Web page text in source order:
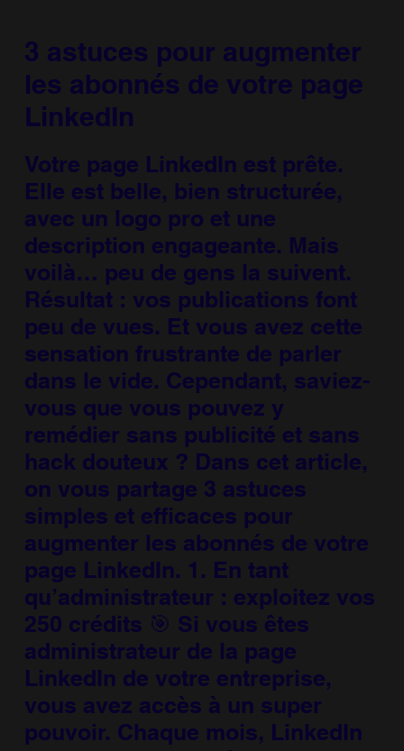
3 astuces pour augmenter
les abonnés de votre page
LinkedIn
Votre page LinkedIn est prête.
Elle est belle, bien structurée,
avec un logo pro et une
description engageante. Mais
voilà… peu de gens la suivent.
Résultat : vos publications font
peu de vues. Et vous avez cette
sensation frustrante de parler
dans le vide. Cependant, saviez-
vous que vous pouvez y
remédier sans publicité et sans
hack douteux ? Dans cet article,
on vous partage 3 astuces
simples et efficaces pour
augmenter les abonnés de votre
page LinkedIn. 1. En tant
qu’administrateur : exploitez vos
250 crédits 🎯 Si vous êtes
administrateur de la page
LinkedIn de votre entreprise,
vous avez accès à un super
pouvoir. Chaque mois, LinkedIn